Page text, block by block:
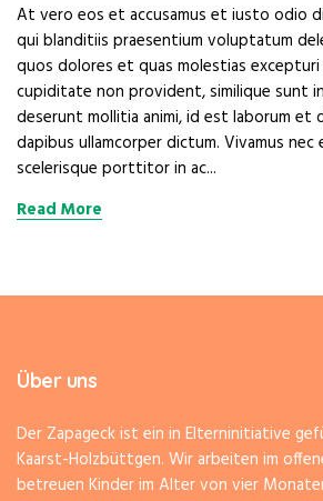
At vero eos et accusamus et iusto odio
qui blanditiis praesentium voluptatum
quos dolores et quas molestias
cupiditate non provident, similique sunt
deserunt mollitia animi, id est laborum et
dapibus ullamcorper dictum. Vivamus
scelerisque porttitor in ac...
Read More
Über uns
Der Zapageck ist ein in Elterninitiative
Kaarst-Holzbüttgen. Wir arbeiten im
betreuen Kinder im Alter von vier